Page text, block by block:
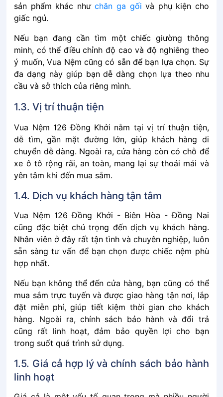
sản͏͏ phẩm͏͏ khác͏͏ như͏͏chăn͏͏ ga͏͏ gối͏͏ và͏͏ phụ͏͏ kiện͏͏ cho͏͏
giấc͏͏ ngủ.
Nếu͏͏ bạn͏͏ đang͏͏ cần͏͏ tìm͏͏ một͏͏ chiếc͏͏ giường͏͏ thông͏͏
minh,͏͏ có͏͏ thể͏͏ điều͏͏ chỉnh͏͏ độ͏͏ cao͏͏ và͏͏ độ͏͏ nghiêng͏͏ theo͏͏
ý͏͏ muốn,͏͏ Vua͏͏ Nệm͏͏ cũng͏͏ có͏͏ sẵn͏͏ để͏͏ bạn͏͏ lựa͏͏ chọn.͏͏ Sự͏͏
đa͏͏ dạng͏͏ này͏͏ giúp͏͏ bạn͏͏ dễ͏͏ dàng͏͏ chọn͏͏ lựa͏͏ theo͏͏ nhu͏͏
cầu͏͏ và͏͏ sở͏͏ thích͏͏ của͏͏ riêng͏͏ mình.
1.3. Vị trí thuận tiện
Vua Nệm 126 Đồng Khởi nằm tại vị trí thuận tiện,
dễ tìm, gần mặt đường lớn, giúp khách hàng di
chuyển dễ dàng. Ngoài ra, cửa hàng còn có chỗ để
xe ô tô rộng rãi, an toàn, mang lại sự thoải mái và
yên tâm khi đến mua sắm.
1.4. Dịch͏͏ vụ͏͏ khách͏͏ hàng͏͏ tận͏͏ tâm
Vua Nệm 126 Đồng Khởi - Biên Hòa - Đồng Nai
cũng͏͏ đặc͏͏ biệt͏͏ chú͏͏ trọng͏͏ đến͏͏ dịch͏͏ vụ͏͏ khách͏͏ hàng.͏͏
Nhân͏͏ viên͏͏ ở͏͏ đây͏͏ rất͏͏ tận͏͏ tình͏͏ và͏͏ chuyên͏͏ nghiệp,͏͏ luôn͏͏
sẵn͏͏ sàng͏͏ tư͏͏ vấn͏͏ để͏͏ bạn͏͏ chọn͏͏ được͏͏ chiếc͏͏ nệm͏͏ phù͏͏
hợp͏͏ nhất.
Nếu͏͏ bạn͏͏ không͏͏ thể͏͏ đến͏͏ cửa͏͏ hàng,͏͏ bạn͏͏ cũng͏͏ có͏͏ thể͏͏
mua͏͏ sắm͏͏ trực͏͏ tuyến͏͏ và͏͏ được͏͏ giao͏͏ hàng͏͏ tận͏͏ nơi,͏͏ lắp͏͏
đặt͏͏ miễn͏͏ phí,͏͏ giúp͏͏ tiết͏͏ kiệm͏͏ thời͏͏ gian͏͏ cho͏͏ khách͏͏
hàng.͏͏ Ngoài͏͏ ra,͏͏ chính͏͏ sách͏͏ bảo͏͏ hành͏͏ và͏͏ đổi͏͏ trả͏͏
cũng͏͏ rất͏͏ linh͏͏ hoạt,͏͏ đảm͏͏ bảo͏͏ quyền͏͏ lợi͏͏ cho͏͏ bạn͏͏
trong͏͏ suốt͏͏ quá͏͏ trình͏͏ sử͏͏ dụng.
1.5. Giá͏͏ cả͏͏ hợp͏͏ lý͏͏ và͏͏ chính͏͏ sách͏͏ bảo͏͏ hành͏͏
linh͏͏ hoạt